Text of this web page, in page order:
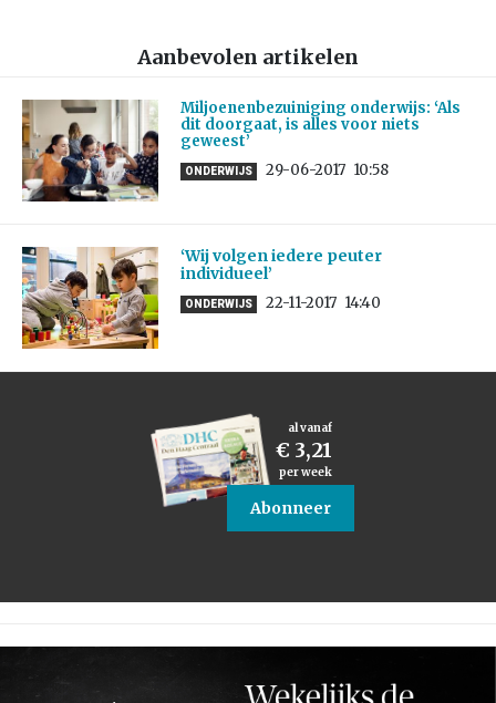
Aanbevolen artikelen
Miljoenenbezuiniging onderwijs: ‘Als
dit doorgaat, is alles voor niets
geweest’
ONDERWIJS 29-06-2017 10:58
‘Wij volgen iedere peuter
individueel’
ONDERWIJS 22-11-2017 14:40
al vanaf
€ 3,21
per week
Abonneer